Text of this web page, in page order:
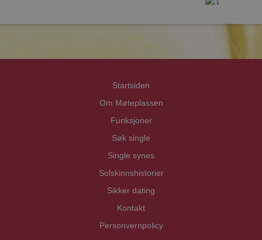
Startsiden
Om Møteplassen
Funksjoner
Søk single
Single synes
Solskinnshistorier
Sikker dating
Kontakt
Personvernpolicy